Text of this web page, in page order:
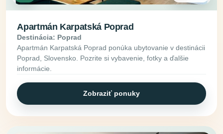
Apartmán Karpatská Poprad
Destinácia: Poprad
Apartmán Karpatská Poprad ponúka ubytovanie v destinácii
Poprad, Slovensko. Pozrite si vybavenie, fotky a ďalšie
informácie.
Zobraziť ponuky